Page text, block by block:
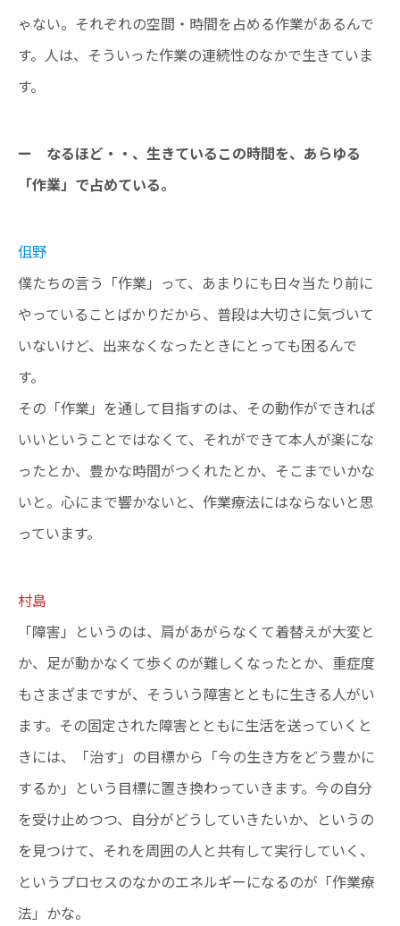
ゃない。それぞれの空間・時間を占める作業があるんで
す。人は、そういった作業の連続性のなかで生きていま
す。
ー なるほど・・、生きているこの時間を、あらゆる
「作業」で占めている。
伹野
僕たちの言う「作業」って、あまりにも日々当たり前に
やっていることばかりだから、普段は大切さに気づいて
いないけど、出来なくなったときにとっても困るんで
す。
その「作業」を通して目指すのは、その動作ができれば
いいということではなくて、それができて本人が楽にな
ったとか、豊かな時間がつくれたとか、そこまでいかな
いと。心にまで響かないと、作業療法にはならないと思
っています。
村島
「障害」というのは、肩があがらなくて着替えが大変と
か、足が動かなくて歩くのが難しくなったとか、重症度
もさまざまですが、そういう障害とともに生きる人がい
ます。その固定された障害とともに生活を送っていくと
きには、「治す」の目標から「今の生き方をどう豊かに
するか」という目標に置き換わっていきます。今の自分
を受け止めつつ、自分がどうしていきたいか、というの
を見つけて、それを周囲の人と共有して実行していく、
というプロセスのなかのエネルギーになるのが「作業療
法」かな。